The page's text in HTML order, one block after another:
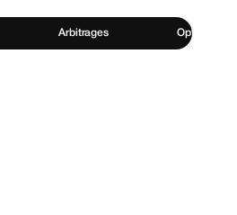
Arbitrages Options de